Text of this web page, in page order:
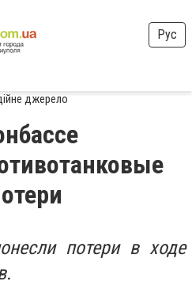
Рус
джерело
потери в ходе